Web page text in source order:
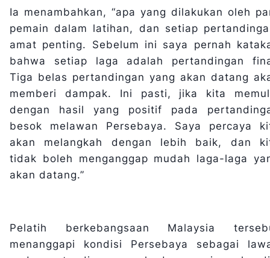
Ia menambahkan, “apa yang dilakukan oleh
pemain dalam latihan, dan setiap
amat penting. Sebelum ini saya pernah
bahwa setiap laga adalah pertandingan
Tiga belas pertandingan yang akan datang
memberi dampak. Ini pasti, jika kita
dengan hasil yang positif pada
besok melawan Persebaya. Saya percaya
akan melangkah dengan lebih baik, dan
tidak boleh menganggap mudah laga-laga
akan datang.”
Pelatih berkebangsaan Malaysia
menanggapi kondisi Persebaya sebagai